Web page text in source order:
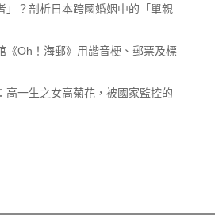
」？剖析日本跨國婚姻中的「單親
《Oh！海郵》用諧音梗、郵票及標
高一生之女高菊花，被國家監控的